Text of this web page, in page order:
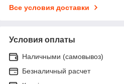
Все условия доставки
Условия оплаты
Наличными (самовывоз)
Безналичный расчет